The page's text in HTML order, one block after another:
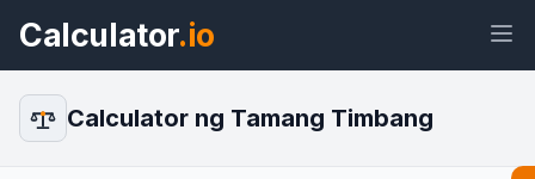
Calculator.io
Calculator ng Tamang Timbang